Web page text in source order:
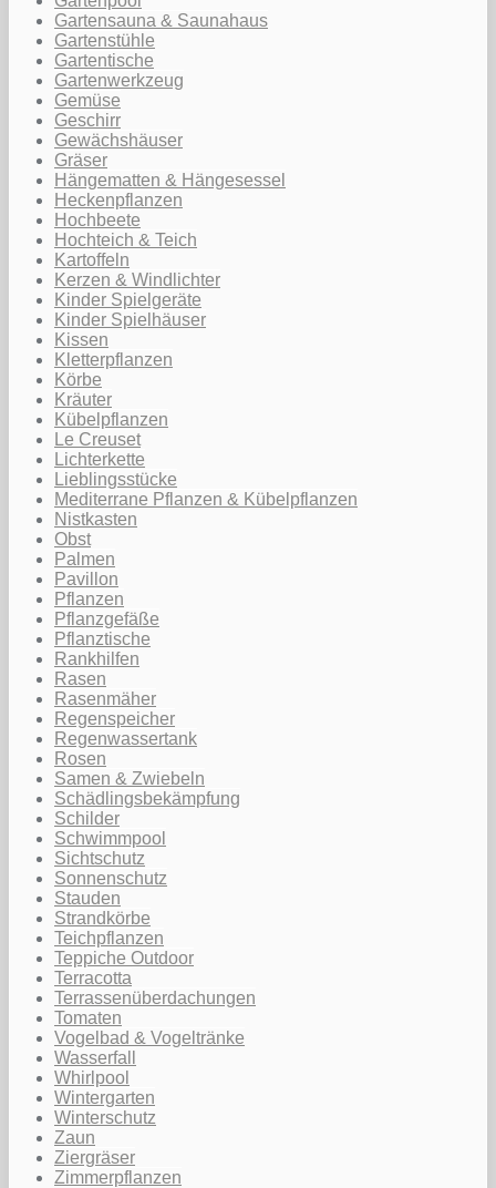
Gartensauna & Saunahaus
Gartenstühle
Gartentische
Gartenwerkzeug
Gemüse
Geschirr
Gewächshäuser
Gräser
Hängematten & Hängesessel
Heckenpflanzen
Hochbeete
Hochteich & Teich
Kartoffeln
Kerzen & Windlichter
Kinder Spielgeräte
Kinder Spielhäuser
Kissen
Kletterpflanzen
Körbe
Kräuter
Kübelpflanzen
Le Creuset
Lichterkette
Lieblingsstücke
Mediterrane Pflanzen & Kübelpflanzen
Nistkasten
Obst
Palmen
Pavillon
Pflanzen
Pflanzgefäße
Pflanztische
Rankhilfen
Rasen
Rasenmäher
Regenspeicher
Regenwassertank
Rosen
Samen & Zwiebeln
Schädlingsbekämpfung
Schilder
Schwimmpool
Sichtschutz
Sonnenschutz
Stauden
Strandkörbe
Teichpflanzen
Teppiche Outdoor
Terracotta
Terrassenüberdachungen
Tomaten
Vogelbad & Vogeltränke
Wasserfall
Whirlpool
Wintergarten
Winterschutz
Zaun
Ziergräser
Zimmerpflanzen